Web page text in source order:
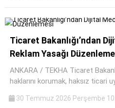
Ticaret Bakanlığı’ndan
Reklam Yasağı
ANKARA / TEKHA Ticaret
haklarını korumak, haksız ticari
30 Temmuz 2026 Perşembe